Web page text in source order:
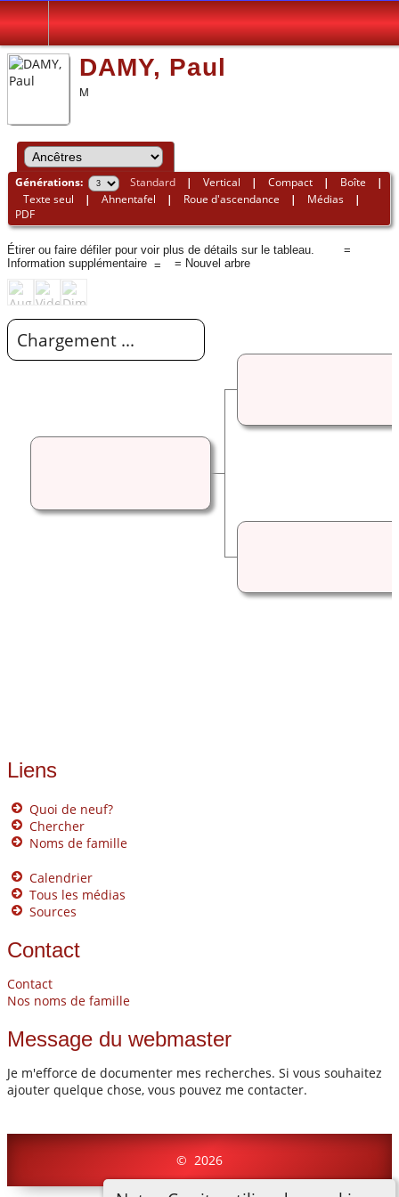
DAMY, Paul
Générations: Standard |Vertical |Compact | Boîte |
Texte seul |Ahnentafel | Roue d'ascendance | Médias |
PDF
Étirer ou faire défiler pour voir plus de détails sur le tableau.
=
Information supplémentaire
= Nouvel arbre
Chargement ...
Liens
Quoi de neuf?
Chercher
Noms de famille
Calendrier
Tous les médias
Sources
Contact
Contact
Nos noms de famille
Message du webmaster
Je m'efforce de documenter mes recherches. Si vous souhaitez
ajouter quelque chose, vous pouvez me contacter.
© 2026